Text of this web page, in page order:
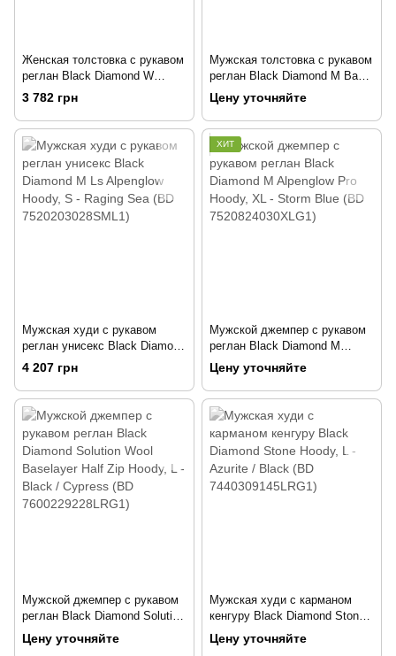
Женская толстовка с рукавом
реглан Black Diamond W
Mountain Transparency Full Zip
Hoody, L - Cherrywood (BD
7300952009LRG1)
3 782 грн
Мужская толстовка с рукавом
реглан Black Diamond M Basis
Full Zip Hoody, L - Eclipse
Heather (BD 7522805009LRG1)
Цену уточняйте
Мужская худи с рукавом
реглан унисекс Black Diamond
M Ls Alpenglow Hoody, S -
Raging Sea (BD
7520203028SML1)
4 207 грн
ХИТ
Мужской джемпер с рукавом
реглан Black Diamond M
Alpenglow Pro Hoody, XL -
Storm Blue (BD
7520824030XLG1)
Цену уточняйте
Мужской джемпер с рукавом
реглан Black Diamond Solution
Wool Baselayer Half Zip Hoody,
L - Black / Cypress (BD
Цену уточняйте
Мужская худи с карманом
кенгуру Black Diamond Stone
Hoody, L - Azurite / Black (BD
7440309145LRG1)
Цену уточняйте